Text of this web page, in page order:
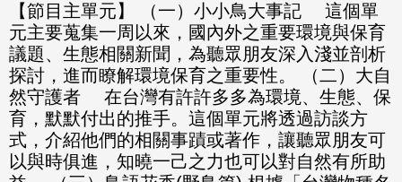
【節目主單元】 （一）小小鳥大事記 這個單
元主要蒐集一周以來，國內外之重要環境與保育
議題、生態相關新聞，為聽眾朋友深入淺並剖析
探討，進而瞭解環境保育之重要性。 （二）大自
然守護者 在台灣有許許多多為環境、生態、保
育，默默付出的推手。這個單元將透過訪談方
式，介紹他們的相關事蹟或著作，讓聽眾朋友可
以與時俱進，知曉一己之力也可以對自然有所助